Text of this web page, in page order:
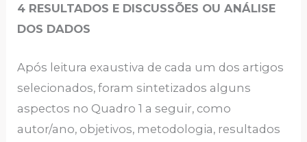
4 RESULTADOS E DISCUSSÕES OU ANÁLISE
DOS DADOS
Após leitura exaustiva de cada um dos artigos
selecionados, foram sintetizados alguns
aspectos no Quadro 1 a seguir, como
autor/ano, objetivos, metodologia, resultados